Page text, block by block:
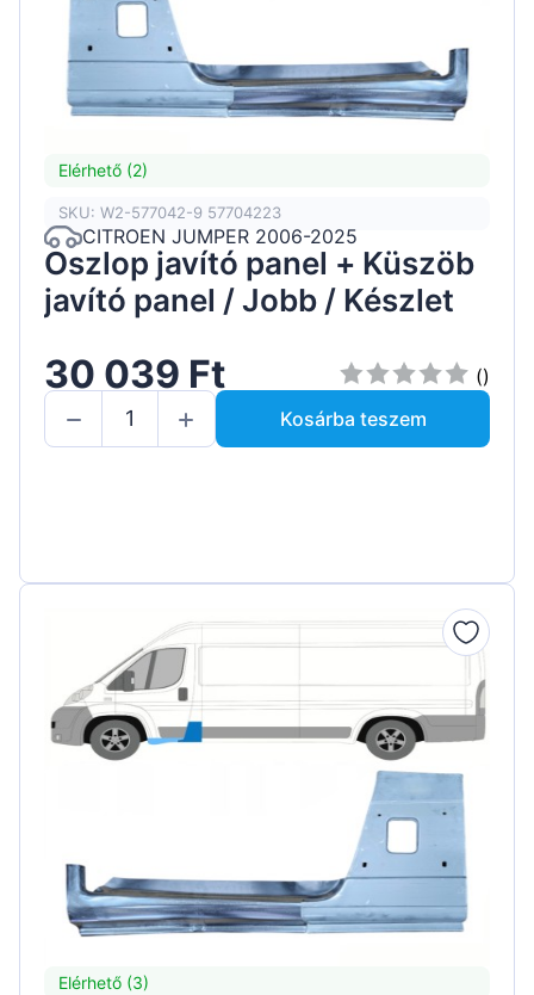
Elérhető (2)
SKU: W2-577042-9 57704223
CITROEN JUMPER 2006-2025
Oszlop javító panel + Küszöb
javító panel / Jobb / Készlet
30 039 Ft
()
Kosárba teszem
Elérhető (3)